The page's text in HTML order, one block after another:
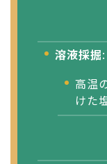
溶液採掘:
高温
けた